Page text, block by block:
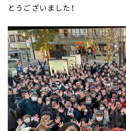
とうございました！